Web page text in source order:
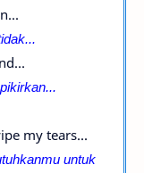
my tears...
untuk